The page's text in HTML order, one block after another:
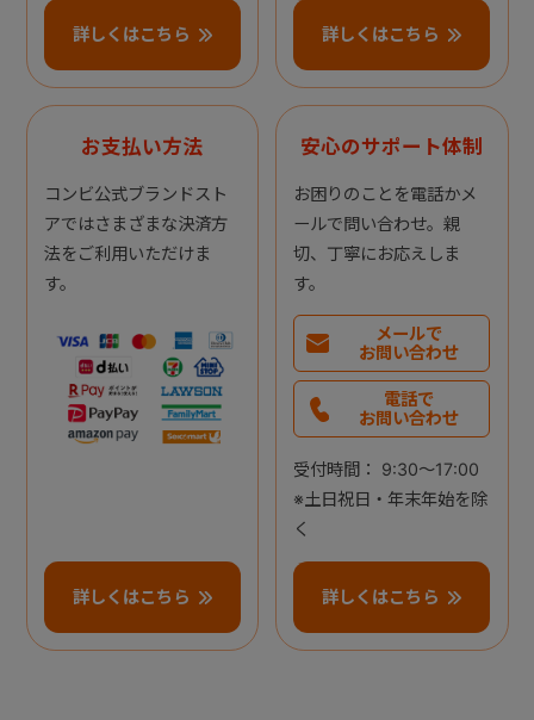
詳しくはこちら 詳しくはこちら
お支払い方法
コンビ公式ブランドスト
アではさまざまな決済方
法をご利用いただけま
す。
詳しくはこちら
安心のサポート体制
お困りのことを電話かメ
ールで問い合わせ。親
切、丁寧にお応えしま
す。
メールで
お問い合わせ
電話で
お問い合わせ
受付時間： 9:30～17:00
※土日祝日・年末年始を除
く
詳しくはこちら